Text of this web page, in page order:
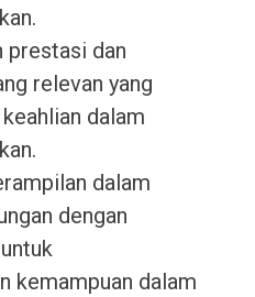
prestasi dan
relevan yang
dalam
dalam
dengan
kemampuan dalam